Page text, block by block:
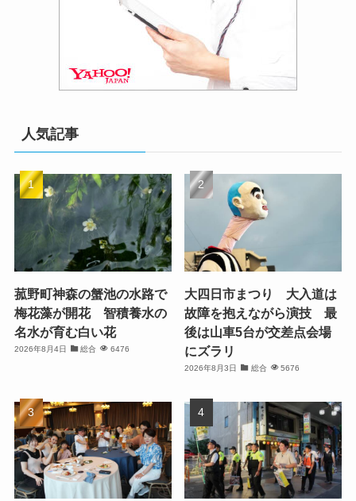
人気記事
菰野町神森の蟹池の水路で
梅花藻が開花 智積養水の
名水が育む白い花
2026年8月4日 総合 6476
大四日市まつり 大入道は
故障を抱えながら演技 最
後は山車5台が交差点会場
にズラリ
2026年8月3日 総合 5676